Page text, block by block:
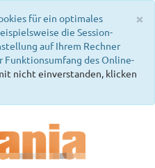
×
für ein optimales
die Session-
auf Ihrem Rechner
Funktionsumfang des Online-
nicht einverstanden, klicken